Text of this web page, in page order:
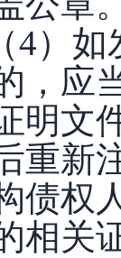
（4）如
，应
明文
重新
债权
相关